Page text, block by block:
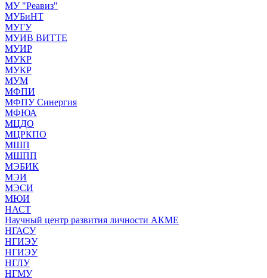
МУ "Реавиз"
МУБиНТ
МУГУ
МУИВ ВИТТЕ
МУИР
МУКР
МУКР
МУМ
МФПИ
МФПУ Синергия
МФЮА
МЦДО
МЦРКПО
МШП
МШПП
МЭБИК
МЭИ
МЭСИ
МЮИ
НАСТ
Научный центр развития личности АКМЕ
НГАСУ
НГИЭУ
НГИЭУ
НГЛУ
НГМУ